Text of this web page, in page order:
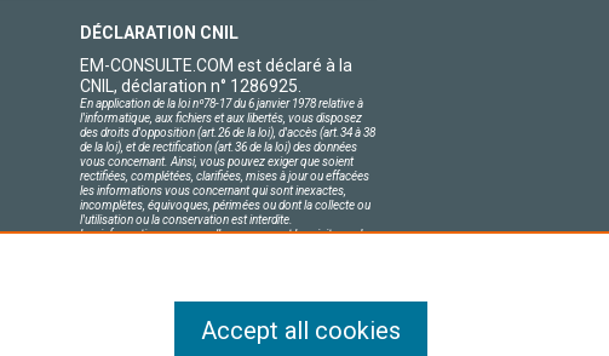
DÉCLARATION CNIL
EM-CONSULTE.COM est déclaré à la
CNIL, déclaration n° 1286925.
En application de la loi nº78-17 du 6 janvier 1978 relative à
l'informatique, aux fichiers et aux libertés, vous disposez
des droits d'opposition (art.26 de la loi), d'accès (art.34 à 38
de la loi), et de rectification (art.36 de la loi) des données
vous concernant. Ainsi, vous pouvez exiger que soient
rectifiées, complétées, clarifiées, mises à jour ou effacées
les informations vous concernant qui sont inexactes,
incomplètes, équivoques, périmées ou dont la collecte ou
l'utilisation ou la conservation est interdite.
Les informations personnelles concernant les visiteurs de
Accept all cookies